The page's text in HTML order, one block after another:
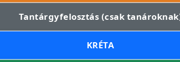
Tantárgyfelosztás (csak
KRÉTA